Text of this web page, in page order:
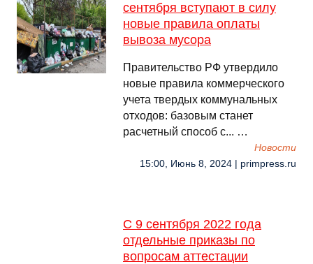
сентября вступают в силу
новые правила оплаты
вывоза мусора
Правительство РФ утвердило
новые правила коммерческого
учета твердых коммунальных
отходов: базовым станет
расчетный способ с... …
Новости
15:00, Июнь 8, 2024 | primpress.ru
С 9 сентября 2022 года
отдельные приказы по
вопросам аттестации